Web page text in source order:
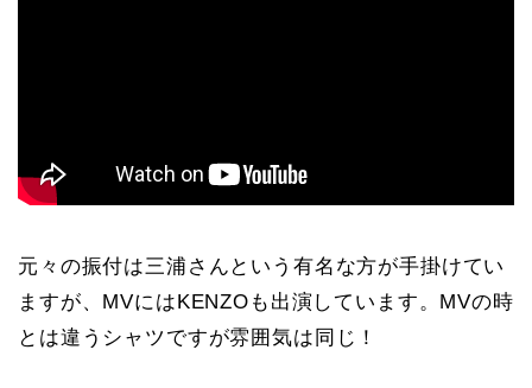
元々の振付は三浦さんという有名な方が手掛けてい
ますが、MVにはKENZOも出演しています。MVの時
とは違うシャツですが雰囲気は同じ！